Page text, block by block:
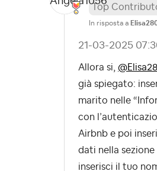
Top
In risposta a
‎21-03-2025
Allora si,
già spiegato:
marito nelle
con
Airbnb e poi
dati nella sezione
inserisci il tuo